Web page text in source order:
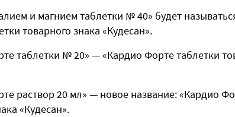
и магнием таблетки № 40» будет
товарного знака «Кудесан».
таблетки № 20» — «Кардио Форте таблетки
раствор 20 мл» — новое название: «Кардио
«Кудесан».